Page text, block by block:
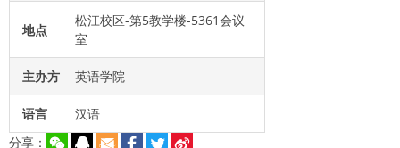
地点
松江校区-第5教学楼-5361会议
室
主办方 英语学院
语言
汉语
分享：